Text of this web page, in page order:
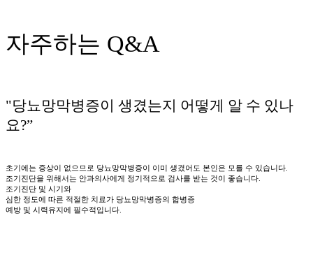
자주하는 Q&A
"당뇨망막병증이 생겼는지 어떻게 알 수 있나
요?”
초기에는 증상이 없으므로 당뇨망막병증이 이미 생겼어도 본인은 모를 수 있습니다.
조기진단을 위해서는 안과의사에게 정기적으로 검사를 받는 것이 좋습니다.
조기진단 및 시기와
심한 정도에 따른 적절한 치료가 당뇨망막병증의 합병증
예방 및 시력유지에 필수적입니다.